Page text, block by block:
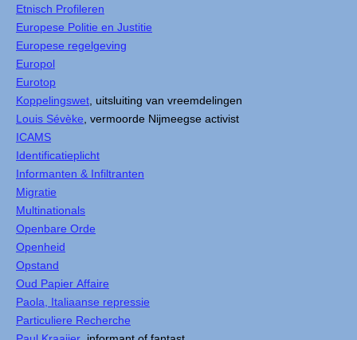
Etnisch Profileren
Europese Politie en Justitie
Europese regelgeving
Europol
Eurotop
Koppelingswet , uitsluiting van vreemdelingen
Louis Sévèke , vermoorde Nijmeegse activist
ICAMS
Identificatieplicht
Informanten & Infiltranten
Migratie
Multinationals
Openbare Orde
Openheid
Opstand
Oud Papier Affaire
Paola, Italiaanse repressie
Particuliere Recherche